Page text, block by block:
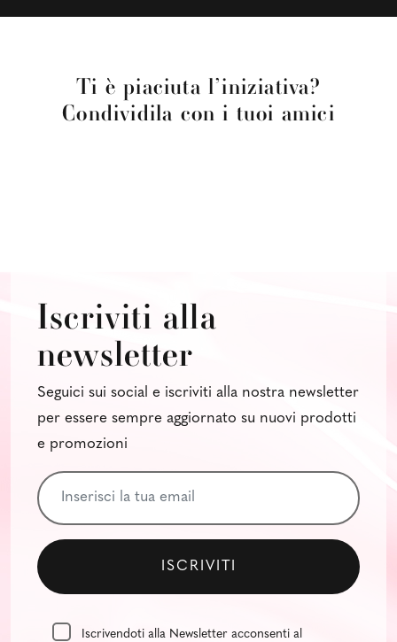
Ti è piaciuta l’iniziativa?
Condividila con i tuoi amici
Iscriviti alla
newsletter
Seguici sui social e iscriviti alla nostra newsletter
per essere sempre aggiornato su nuovi prodotti
e promozioni
Iscrivendoti alla Newsletter acconsenti al